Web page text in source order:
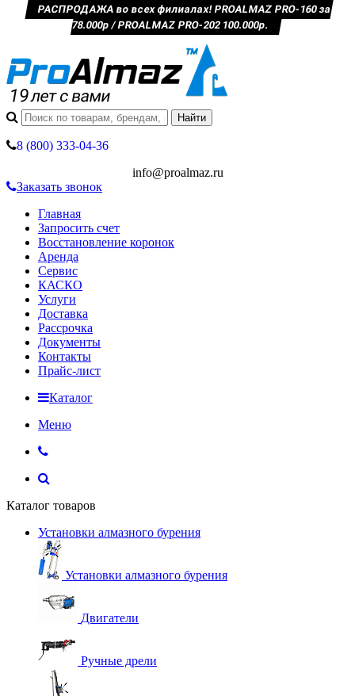
РАСПРОДАЖА во всех филиалах! PROALMAZ PRO-160 за
78.000р / PROALMAZ PRO-202 100.000р.
8 (800) 333-04-36
info@proalmaz.ru
Заказать звонок
Главная
Запросить счет
Восстановление коронок
Аренда
Сервис
КАСКО
Услуги
Доставка
Рассрочка
Документы
Контакты
Прайс-лист
Каталог
Меню
Каталог товаров
Установки алмазного бурения
Установки алмазного бурения
Двигатели
Ручные дрели